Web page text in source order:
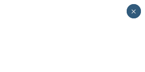
×
×